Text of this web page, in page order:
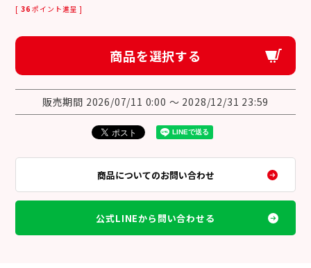
[ 36 ポイント進呈 ]
商品を選択する
販売期間 2026/07/11 0:00 〜 2028/12/31 23:59
商品についてのお問い合わせ
公式LINEから問い合わせる